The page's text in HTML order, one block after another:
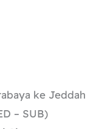
ke Jeddah
– SUB)